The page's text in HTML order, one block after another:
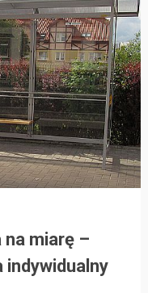
miarę –
indywidualny